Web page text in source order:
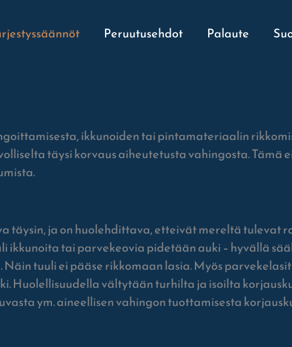
Peruutusehdot Palaute
ikkunoiden tai pintamateriaalin
täysi korvaus aiheutetusta vahingosta. Tämä
täysin, ja on huolehdittava, etteivät mereltä tulevat
tai parvekeovia pidetään auki – hyvällä
tuuli ei pääse rikkomaan lasia. Myös
Huolellisuudella vältytään turhilta ja isoilta
ym. aineellisen vahingon tuottamisesta